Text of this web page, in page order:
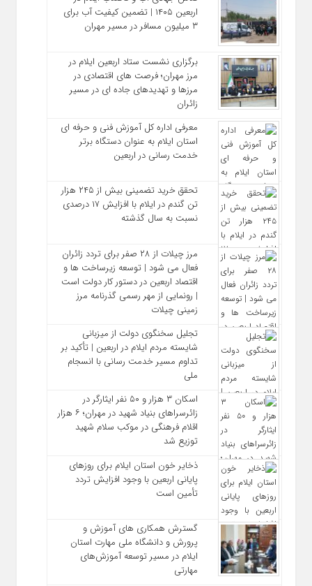
اربعین ۱۴۰۵ | تضمین کیفیت آب برای
۳ میلیون مسافر در مسیر مهران
برگزاری نشست ستاد اربعین ایلام در
مرز مهران؛ فرصت‌ های اقتصادی در
مرزها و تهدیدهای جاده‌ ای در مسیر
زائران
معرفی اداره کل آموزش فنی و حرفه‌ ای
استان ایلام به‌ عنوان دستگاه برتر
خدمت‌ رسانی در اربعین
تحقق خرید تضمینی بیش از ۲۴۵ هزار
تن گندم در ایلام با افزایش ۱۷ درصدی
نسبت به سال گذشته
مرز چیلات از ۲۸ صفر برای تردد زائران
فعال می‌ شود | توسعه زیرساخت‌ ها و
اقتصاد اربعین در دستور کار دولت است
| رونمایی از مهر رسمی گذرنامه مرز
زمینی چیلات
تجلیل سخنگوی دولت از میزبانی
شایسته مردم ایلام در اربعین | تأکید بر
تداوم مسیر خدمت‌ رسانی با انسجام
ملی
اسکان ۳ هزار و ۵۰ نفر ایثارگر در
زائرسراهای بنیاد شهید در مهران؛ ۶ هزار
اقلام فرهنگی در موکب سلام شهید
توزیع شد
ذخایر خون استان ایلام برای روزهای
پایانی اربعین با وجود افزایش تردد
تأمین است
گسترش همکاری‌ های آموزش و
پرورش و دانشگاه ملی مهارت استان
ایلام در مسیر توسعه آموزش‌های
مهارتی